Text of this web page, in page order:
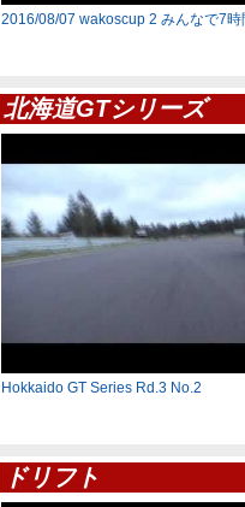
2016/08/07 wakoscup 2 みんなで7時
北海道GTシリーズ
Hokkaido GT Series Rd.3 No.2
ドリフト